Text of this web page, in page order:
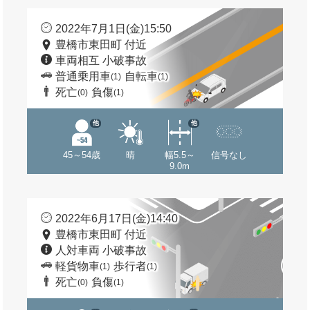
2022年7月1日(金)15:50
豊橋市東田町 付近
車両相互 小破事故
普通乗用車(1) 自転車(1)
死亡(0) 負傷(1)
45～54歳
他
晴
幅5.5～
9.0m
他
信号なし
2022年6月17日(金)14:40
豊橋市東田町 付近
人対車両 小破事故
軽貨物車(1) 歩行者(1)
死亡(0) 負傷(1)